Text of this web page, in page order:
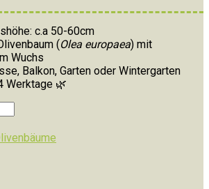
c.a 50-60cm
(Olea europaea) mit
Wuchs
Balkon, Garten oder Wintergarten
Werktage 🌿